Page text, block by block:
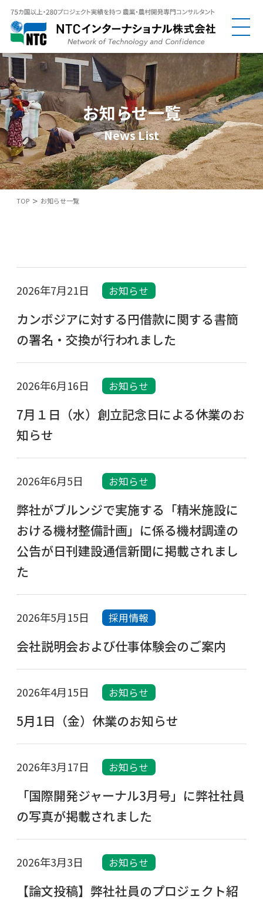
お知らせ一覧
News List
TOP > お知らせ一覧
2026年7月21日 お知らせ
カンボジアに対する円借款に関する書簡
の署名・交換が行われました
2026年6月16日 お知らせ
7月１日（水）創立記念日による休業のお
知らせ
2026年6月5日 お知らせ
弊社がブルンジで実施する「精米施設に
おける機材整備計画」に係る機材調達の
公告が日刊建設通信新聞に掲載されまし
た
2026年5月15日 採用情報
会社説明会および仕事体験会のご案内
2026年4月15日 お知らせ
5月1日（金）休業のお知らせ
2026年3月17日 お知らせ
「国際開発ジャーナル3月号」に弊社社員
の写真が掲載されました
2026年3月3日 お知らせ
【論文投稿】弊社社員のプロジェクト紹